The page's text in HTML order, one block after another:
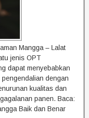
Mangga – Lalat
jenis OPT
dapat menyebabkan
dengan
kualitas dan
panen. Baca:
Baik dan Benar